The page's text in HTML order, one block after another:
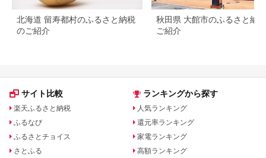
北海道 留寿都村のふるさと納税
のご紹介
秋田県 大館市のふるさと納
ご紹介
サイト比較
楽天ふるさと納税
ふるなび
ふるさとチョイス
さとふる
ランキングから探す
人気ランキング
還元率ランキング
家電ランキング
高額ランキング